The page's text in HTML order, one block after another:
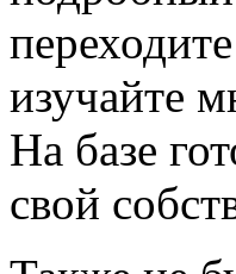
изучайте
На базе
свой